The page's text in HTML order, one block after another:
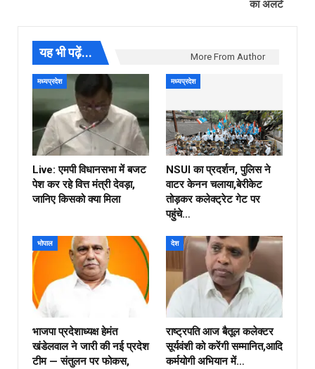
का अलर्ट
यह भी पढ़ें... More From Author
मध्यप्रदेश
Live: एमपी विधानसभा में बजट
पेश कर रहे वित्त मंत्री देवड़ा,
जानिए किसको क्या मिला
मध्यप्रदेश
NSUI का प्रदर्शन, पुलिस ने
वाटर केनन चलाया,बेरीकेट
तोड़कर कलेक्ट्रेट गेट पर
पहुंचे…
भोपाल
भाजपा प्रदेशाध्यक्ष हेमंत
खंडेलवाल ने जारी की नई प्रदेश
टीम — संतुलन पर फोकस,
देश
राष्ट्रपति आज बैतूल कलेक्टर
सूर्यवंशी को करेंगी सम्मानित,आदि
कर्मयोगी अभियान में…